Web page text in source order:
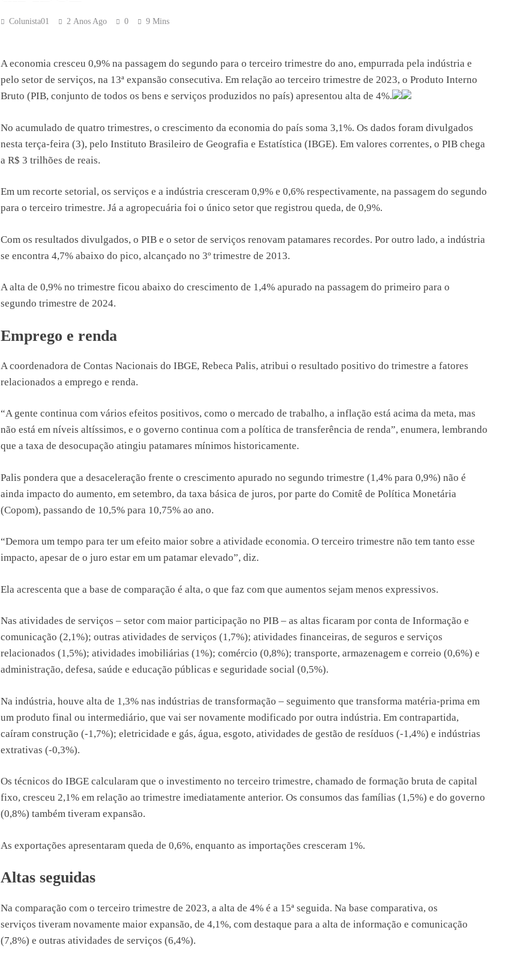
Colunista01 2 Anos Ago 0 9 Mins
A economia cresceu 0,9% na passagem do segundo para o terceiro trimestre do ano, empurrada pela indústria e
pelo setor de serviços, na 13ª expansão consecutiva. Em relação ao terceiro trimestre de 2023, o Produto Interno
Bruto (PIB, conjunto de todos os bens e serviços produzidos no país) apresentou alta de 4%.
No acumulado de quatro trimestres, o crescimento da economia do país soma 3,1%. Os dados foram divulgados
nesta terça-feira (3), pelo Instituto Brasileiro de Geografia e Estatística (IBGE). Em valores correntes, o PIB chega
a R$ 3 trilhões de reais.
Em um recorte setorial, os serviços e a indústria cresceram 0,9% e 0,6% respectivamente, na passagem do segundo
para o terceiro trimestre. Já a agropecuária foi o único setor que registrou queda, de 0,9%.
Com os resultados divulgados, o PIB e o setor de serviços renovam patamares recordes. Por outro lado, a indústria
se encontra 4,7% abaixo do pico, alcançado no 3º trimestre de 2013.
A alta de 0,9% no trimestre ficou abaixo do crescimento de 1,4% apurado na passagem do primeiro para o
segundo trimestre de 2024.
Emprego e renda
A coordenadora de Contas Nacionais do IBGE, Rebeca Palis, atribui o resultado positivo do trimestre a fatores
relacionados a emprego e renda.
“A gente continua com vários efeitos positivos, como o mercado de trabalho, a inflação está acima da meta, mas
não está em níveis altíssimos, e o governo continua com a política de transferência de renda”, enumera, lembrando
que a taxa de desocupação atingiu patamares mínimos historicamente.
Palis pondera que a desaceleração frente o crescimento apurado no segundo trimestre (1,4% para 0,9%) não é
ainda impacto do aumento, em setembro, da taxa básica de juros, por parte do Comitê de Política Monetária
(Copom), passando de 10,5% para 10,75% ao ano.
“Demora um tempo para ter um efeito maior sobre a atividade economia. O terceiro trimestre não tem tanto esse
impacto, apesar de o juro estar em um patamar elevado”, diz.
Ela acrescenta que a base de comparação é alta, o que faz com que aumentos sejam menos expressivos.
Nas atividades de serviços – setor com maior participação no PIB – as altas ficaram por conta de Informação e
comunicação (2,1%); outras atividades de serviços (1,7%); atividades financeiras, de seguros e serviços
relacionados (1,5%); atividades imobiliárias (1%); comércio (0,8%); transporte, armazenagem e correio (0,6%) e
administração, defesa, saúde e educação públicas e seguridade social (0,5%).
Na indústria, houve alta de 1,3% nas indústrias de transformação – seguimento que transforma matéria-prima em
um produto final ou intermediário, que vai ser novamente modificado por outra indústria. Em contrapartida,
caíram construção (-1,7%); eletricidade e gás, água, esgoto, atividades de gestão de resíduos (-1,4%) e indústrias
extrativas (-0,3%).
Os técnicos do IBGE calcularam que o investimento no terceiro trimestre, chamado de formação bruta de capital
fixo, cresceu 2,1% em relação ao trimestre imediatamente anterior. Os consumos das famílias (1,5%) e do governo
(0,8%) também tiveram expansão.
As exportações apresentaram queda de 0,6%, enquanto as importações cresceram 1%.
Altas seguidas
Na comparação com o terceiro trimestre de 2023, a alta de 4% é a 15ª seguida. Na base comparativa, os
serviços tiveram novamente maior expansão, de 4,1%, com destaque para a alta de informação e comunicação
(7,8%) e outras atividades de serviços (6,4%).